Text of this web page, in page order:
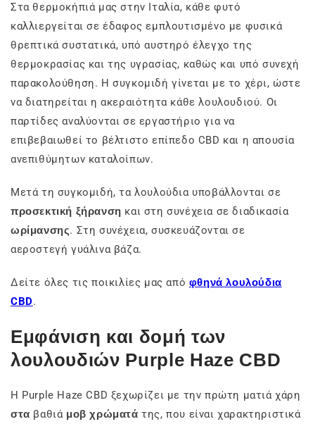
Στα θερμοκήπιά μας στην Ιταλία, κάθε φυτό
καλλιεργείται σε έδαφος εμπλουτισμένο με φυσικά
θρεπτικά συστατικά, υπό αυστηρό έλεγχο της
θερμοκρασίας και της υγρασίας, καθώς και υπό συνεχή
παρακολούθηση. Η συγκομιδή γίνεται με το χέρι, ώστε
να διατηρείται η ακεραιότητα κάθε λουλουδιού. Οι
παρτίδες αναλύονται σε εργαστήριο για να
επιβεβαιωθεί το βέλτιστο επίπεδο CBD και η απουσία
ανεπιθύμητων καταλοίπων.
Μετά τη συγκομιδή, τα λουλούδια υποβάλλονται σε
προσεκτική ξήρανση και στη συνέχεια σε διαδικασία
ωρίμανσης. Στη συνέχεια, συσκευάζονται σε
αεροστεγή γυάλινα βάζα.
Δείτε όλες τις ποικιλίες μας από φθηνά λουλούδια
CBD.
Εμφάνιση και δομή των
λουλουδιών Purple Haze CBD
Η Purple Haze CBD ξεχωρίζει με την πρώτη ματιά χάρη
στα βαθιά μοβ χρώματά της, που είναι χαρακτηριστικά